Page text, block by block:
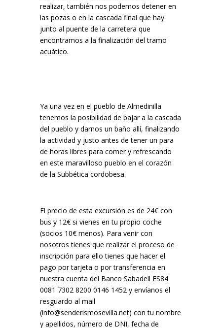
realizar, también nos podemos detener en
las pozas o en la cascada final que hay
junto al puente de la carretera que
encontramos a la finalización del tramo
acuático.
Ya una vez en el pueblo de Almedinilla
tenemos la posibilidad de bajar a la cascada
del pueblo y darnos un baño allí, finalizando
la actividad y justo antes de tener un para
de horas libres para comer y refrescando
en este maravilloso pueblo en el corazón
de la Subbética cordobesa.
El precio de esta excursión es de 24€ con
bus y 12€ si vienes en tu propio coche
(socios 10€ menos). Para venir con
nosotros tienes que realizar el proceso de
inscripción para ello tienes que hacer el
pago por tarjeta o por transferencia en
nuestra cuenta del Banco Sabadell ES84
0081 7302 8200 0146 1452 y envíanos el
resguardo al mail
(info@senderismosevilla.net) con tu nombre
y apellidos, número de DNI, fecha de